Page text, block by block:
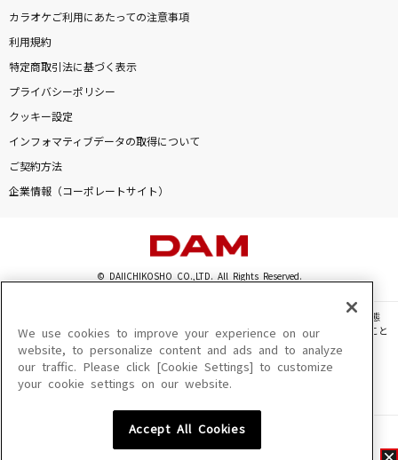
カラオケご利用にあたっての注意事項
利用規約
特定商取引法に基づく表示
プライバシーポリシー
クッキー設定
インフォマティブデータの取得について
ご契約方法
企業情報（コーポレートサイト）
© DAIICHIKOSHO CO.,LTD. All Rights Reserved.
このサイトに掲載されている一切の文章・画像・写真・動画・音声等を、手段や形態
を問わず、著作権法の定める範囲を超えて無断で複製、転載、ファイル化などすること
を禁じます。
楽曲及びコンテンツは、機種によりご利用いただけない場合があります。
楽曲及びコンテンツの配信日、配信内容が変更になる場合があります。
We use cookies to improve your experience on our
website, to personalize content and ads and to analyze
our traffic. Please click [Cookie Settings] to customize
your cookie settings on our website.
Accept All Cookies